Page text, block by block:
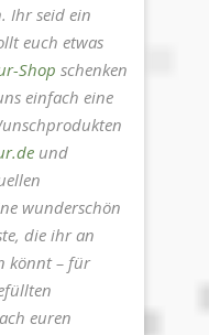
Ihr seid ein
euch etwas
Shop schenken
einfach eine
und
wunderschön
die ihr an
könnt – für
euren